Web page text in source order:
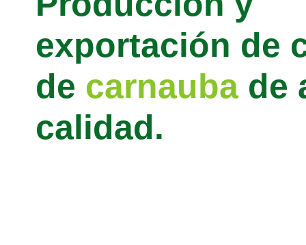
exportación de
de carnaubade
calidad.